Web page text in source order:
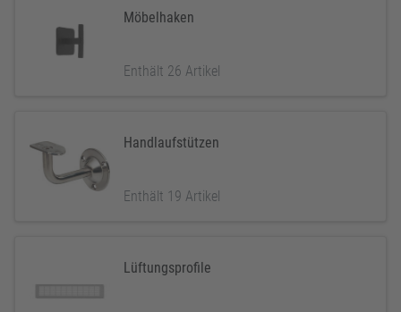
Möbelhaken
Enthält 26 Artikel
Handlaufstützen
Enthält 19 Artikel
Lüftungsprofile